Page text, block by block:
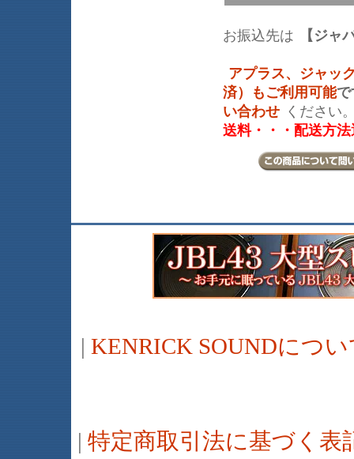
お振込先は 【ジャ
アプラス、ジャッ
済）もご利用可能で
い合わせ ください
送料・・・配送方
| KENRICK SOUNDにつ
| 特定商取引法に基づく表